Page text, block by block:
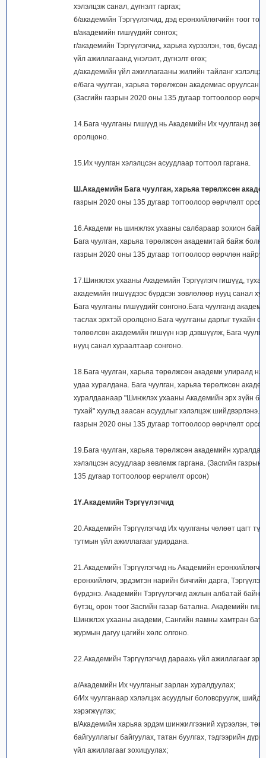
хэлэлцэж санал, дүгнэлт гаргах;
б/академийн Тэргүүлэгчид, дэд ерөнхийлөгчийн тоог
в/академийн гишүүдийг сонгох;
г/академийн Тэргүүлэгчид, харьяа хүрээлэн, төв, бусад
үйл ажиллагаанд үнэлэлт, дүгнэлт өгөх;
д/академийн үйл ажиллагааны жилийн тайланг
е/бага чуулган, харьяа төрөлжсөн академиас оруулсан
(Засгийн газрын 2020 оны 135 дугаар тогтоолоор
14.Бага чуулганы гишүүд нь Академийн Их чуулганд
оролцоно.
15.Их чуулган хэлэлцсэн асуудлаар тогтоол гаргана.
Ш.Академийн Бага чуулган, харьяа төрөлжсөн
газрын 2020 оны 135 дугаар тогтоолоор өөрчлөлт
16.Академи нь шинжлэх ухааны салбараар зохион
Бага чуулган, харьяа төрөлжсөн академитай байж
газрын 2020 оны 135 дугаар тогтоолоор өөрчлөн
17.Шинжлэх ухааны Академийн Тэргүүлэгч гишүүд,
академийн гишүүдээс бүрдсэн зөвлөлөөр нууц санал
Бага чуулганы гишүүдийг сонгоно.Бага чуулганд
таслах эрхтэй оролцоно.Бага чуулганы даргыг тухайн
төлөөлсөн академийн гишүүн нэр дэвшүүлж, Бага
нууц санал хураалтаар сонгоно.
18.Бага чуулган, харьяа төрөлжсөн академи улиралд
удаа хуралдана. Бага чуулган, харьяа төрөлжсөн
хуралдаанаар "Шинжлэх ухааны Академийн эрх зүйн
тухай" хуульд заасан асуудлыг хэлэлцэж
газрын 2020 оны 135 дугаар тогтоолоор өөрчлөлт
19.Бага чуулган, харьяа төрөлжсөн академийн
хэлэлцсэн асуудлаар зөвлөмж гаргана. (Засгийн
135 дугаар тогтоолоор өөрчлөлт орсон)
1Ү.Академийн Тэргүүлэгчид
20.Академийн Тэргүүлэгчид Их чуулганы чөлөөт цагт
тутмын үйл ажиллагааг удирдана.
21.Академийн Тэргүүлэгчид нь Академийн ерөнхийлөгч,
ерөнхийлөгч, эрдэмтэн нарийн бичгийн дарга,
бүрдэнэ. Академийн Тэргүүлэгчид ажлын албатай
бүтэц, орон тоог Засгийн газар батална. Академийн
Шинжлэх ухааны академи, Сангийн яамны хамтран
журмын дагуу цагийн хөлс олгоно.
22.Академийн Тэргүүлэгчид дараахь үйл ажиллагааг
а/Академийн Их чуулганыг зарлан хуралдуулах;
б/Их чуулганаар хэлэлцэх асуудлыг боловсруулж,
хэрэгжүүлэх;
в/Академийн харьяа эрдэм шинжилгээний хүрээлэн, төв,
байгууллагыг байгуулах, татан буулгах, тэдгээрийн
үйл ажиллагааг зохицуулах;